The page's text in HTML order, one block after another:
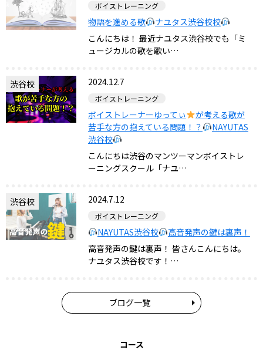
ボイストレーニング
物語を進める歌
ナユタス渋谷校校
こんにちは！ 最近ナユタス渋谷校でも「ミ
ュージカルの歌を歌い…
渋谷校 2024.12.7
ボイストレーニング
ボイストレーナーゆってぃ
が考える歌が
苦手な方の抱えている問題！？
NAYUTAS
渋谷校
こんにちは渋谷のマンツーマンボイストレ
ーニングスクール「ナユ…
渋谷校 2024.7.12
ボイストレーニング
NAYUTAS渋谷校
高音発声の鍵は裏声！
高音発声の鍵は裏声！ 皆さんこんにちは。
ナユタス渋谷校です！…
ブログ一覧
コース